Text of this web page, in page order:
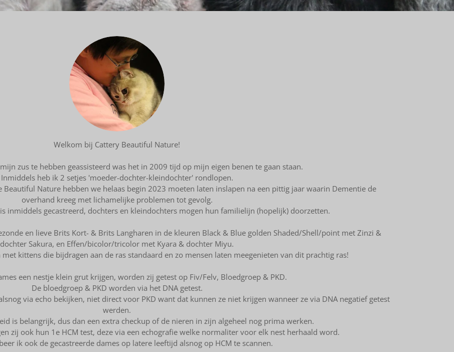
Welkom bij Cattery Beautiful Nature!
zus te hebben geassisteerd was het in 2009 tijd op mijn eigen benen te gaan staan.
Inmiddels heb ik 2 setjes 'moeder-dochter-kleindochter' rondlopen.
Beautiful Nature hebben we helaas begin 2023 moeten laten inslapen na een pittig jaar waarin Dementie de
overhand kreeg met lichamelijke problemen tot gevolg.
inmiddels gecastreerd, dochters en kleindochters mogen hun familielijn (hopelijk) doorzetten.
en lieve Brits Kort- & Brits Langharen in de kleuren Black & Blue golden Shaded/Shell/point met Zinzi &
dochter Sakura, en Effen/bicolor/tricolor met Kyara & dochter Miyu.
kittens die bijdragen aan de ras standaard en zo mensen laten meegenieten van dit prachtig ras!
een nestje klein grut krijgen, worden zij getest op Fiv/Felv, Bloedgroep & PKD.
De bloedgroep & PKD worden via het DNA getest.
via echo bekijken, niet direct voor PKD want dat kunnen ze niet krijgen wanneer ze via DNA negatief getest
werden.
is belangrijk, dus dan een extra checkup of de nieren in zijn algeheel nog prima werken.
zij ook hun 1e HCM test, deze via een echografie welke normaliter voor elk nest herhaald word.
ik ook de gecastreerde dames op latere leeftijd alsnog op HCM te scannen.